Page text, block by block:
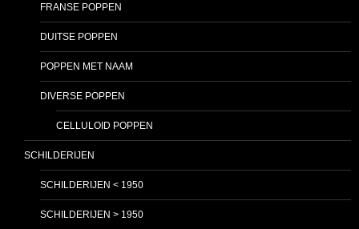
FRANSE POPPEN
DUITSE POPPEN
POPPEN MET NAAM
DIVERSE POPPEN
CELLULOID POPPEN
SCHILDERIJEN
SCHILDERIJEN < 1950
SCHILDERIJEN > 1950